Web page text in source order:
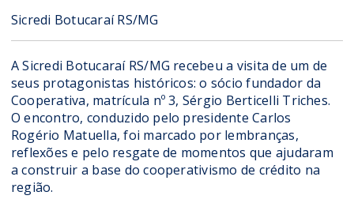
Sicredi Botucaraí RS/MG
A Sicredi Botucaraí RS/MG recebeu a visita de um de
seus protagonistas históricos: o sócio fundador da
Cooperativa, matrícula nº 3, Sérgio Berticelli Triches.
O encontro, conduzido pelo presidente Carlos
Rogério Matuella, foi marcado por lembranças,
reflexões e pelo resgate de momentos que ajudaram
a construir a base do cooperativismo de crédito na
região.